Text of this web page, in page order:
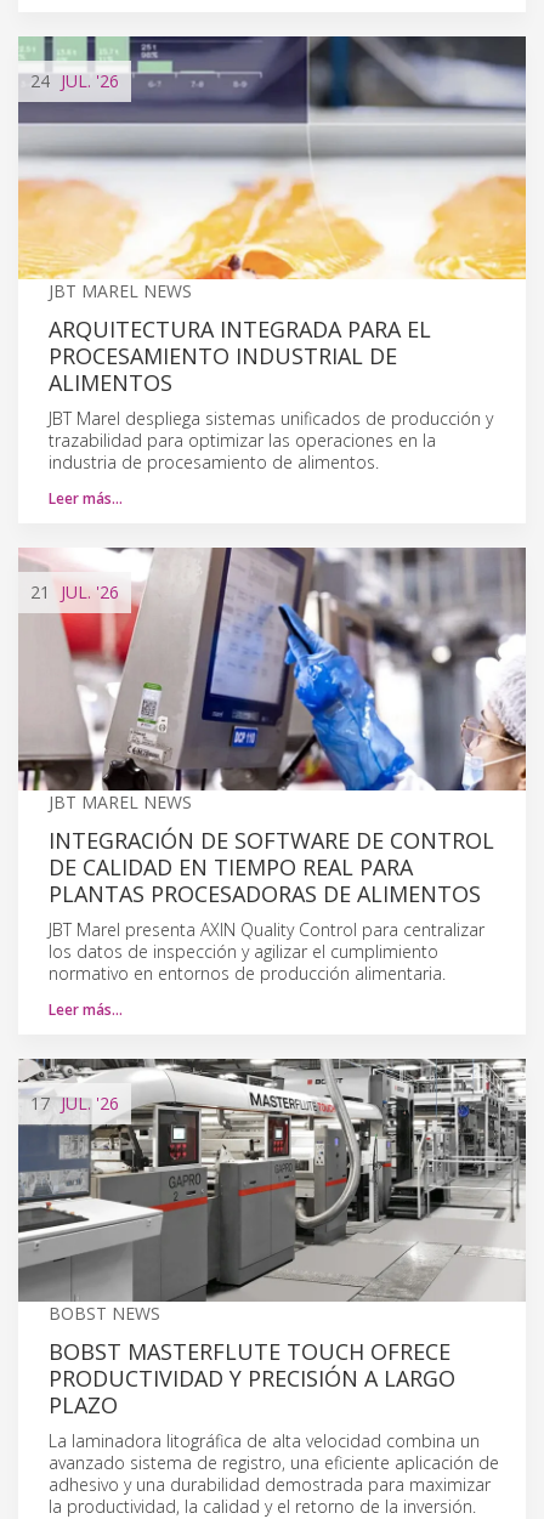
24 JUL. '26
JBT MAREL NEWS
ARQUITECTURA INTEGRADA PARA EL
PROCESAMIENTO INDUSTRIAL DE
ALIMENTOS
JBT Marel despliega sistemas unificados de producción y
trazabilidad para optimizar las operaciones en la
industria de procesamiento de alimentos.
Leer más…
21 JUL. '26
JBT MAREL NEWS
INTEGRACIÓN DE SOFTWARE DE CONTROL
DE CALIDAD EN TIEMPO REAL PARA
PLANTAS PROCESADORAS DE ALIMENTOS
JBT Marel presenta AXIN Quality Control para centralizar
los datos de inspección y agilizar el cumplimiento
normativo en entornos de producción alimentaria.
Leer más…
17 JUL. '26
BOBST NEWS
BOBST MASTERFLUTE TOUCH OFRECE
PRODUCTIVIDAD Y PRECISIÓN A LARGO
PLAZO
La laminadora litográfica de alta velocidad combina un
avanzado sistema de registro, una eficiente aplicación de
adhesivo y una durabilidad demostrada para maximizar
la productividad, la calidad y el retorno de la inversión.